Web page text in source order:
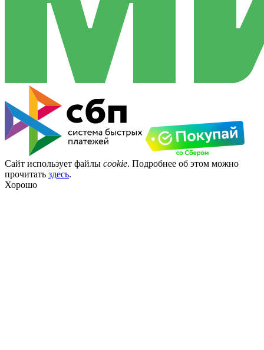
Сайт использует файлы cookie. Подробнее об этом можно
прочитать здесь.
Хорошо